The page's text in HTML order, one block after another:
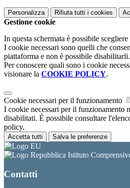
Personalizza Rifiuta tutti i cookies
Gestione cookie
In questa schermata è possibile
I cookie necessari sono quelli che
piattaforma e non è possibile disabilitarli.
Per conoscere quali sono i cookie
visionare la COOKIE POLICY.
Cookie necessari per il funzionamento
I cookie necessari per il funzionamento
disabilitati. È possibile consultare
policy.
Accetta tutti Salva le preferenze
Istituto
Contatti